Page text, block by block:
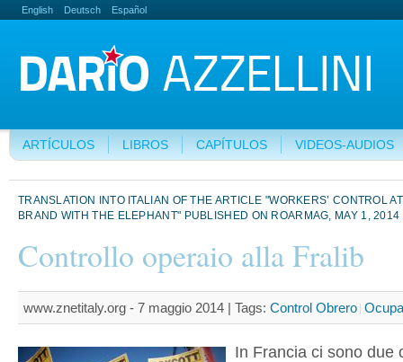
English Deutsch Español
ARTÍCULOS LIBROS CAPÍTULOS VIDEOS-AUDIOS
TRANSLATION INTO ITALIAN OF THE ARTICLE "WORKERS’ CONTROL
BRAND WITH THE ELEPHANT" PUBLISHED ON ROARMAG, MAY 1, 2014
Controllo operaio alla Fralib
www.znetitaly.org - 7 maggio 2014 | Tags: Control Obrero
In Francia ci sono due